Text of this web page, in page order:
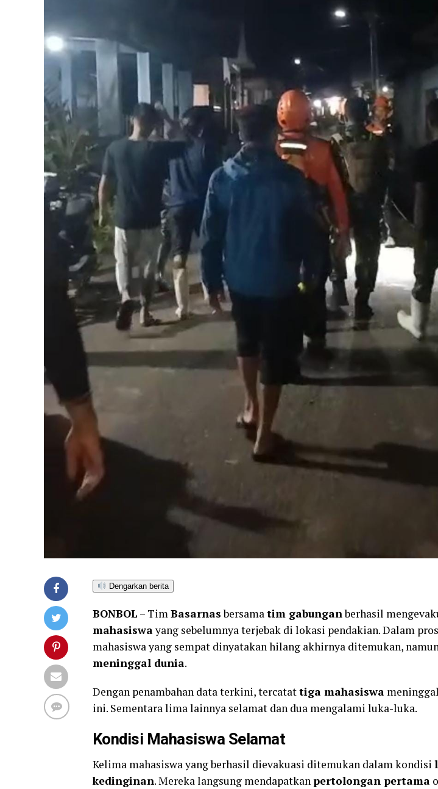
Dengarkan berita
BONBOL – TimBasarnasbersamatim gabunganberhasil
mahasiswayang sebelumnya terjebak di lokasi pendakian. Dalam
mahasiswa yang sempat dinyatakan hilang akhirnya ditemukan,
meninggal dunia.
Dengan penambahan data terkini, tercatattiga mahasiswa
ini. Sementara lima lainnya selamat dan dua mengalami luka-luka.
Kondisi Mahasiswa Selamat
Kelima mahasiswa yang berhasil dievakuasi ditemukan dalam kondisi
kedinginan. Mereka langsung mendapatkan pertolongan pertama